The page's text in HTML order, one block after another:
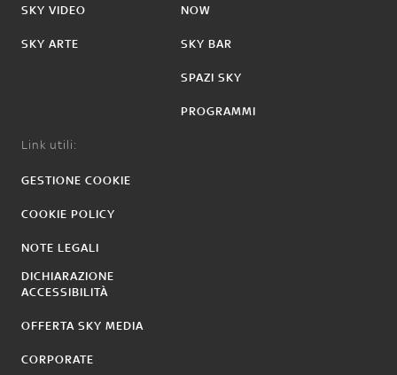
SKY VIDEO
SKY ARTE
NOW
SKY BAR
SPAZI SKY
PROGRAMMI
Link utili:
GESTIONE COOKIE
COOKIE POLICY
NOTE LEGALI
DICHIARAZIONE
ACCESSIBILITÀ
OFFERTA SKY MEDIA
CORPORATE